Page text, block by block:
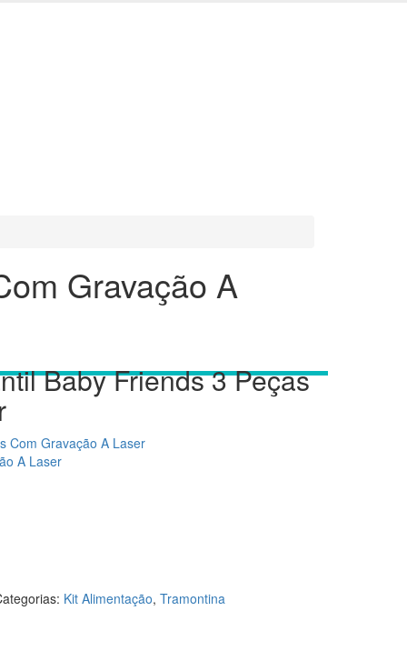
Gravação A
Baby Friends 3 Peças
Com Gravação A Laser
A Laser
Kit Alimentação, Tramontina